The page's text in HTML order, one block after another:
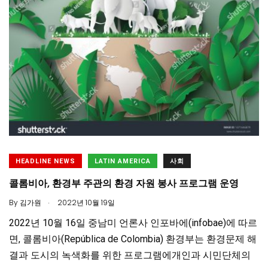
HEADLINE NEWS LATIN AMERICA 사회
콜롬비아, 환경부 주관의 환경 자원 봉사 프로그램 운영
By 김가원 . 2022년 10월 19일
2022년 10월 16일 중남미 언론사 인포바에(infobae)에 따르
면, 콜롬비아(República de Colombia) 환경부는 환경문제 해
결과 도시의 녹색화를 위한 프로그램에개인과 시민단체의